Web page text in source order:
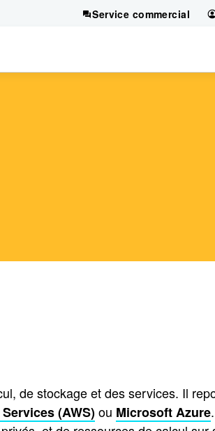
Service commercial
de stockage et des services. Il
(AWS)ou Microsoft Azure